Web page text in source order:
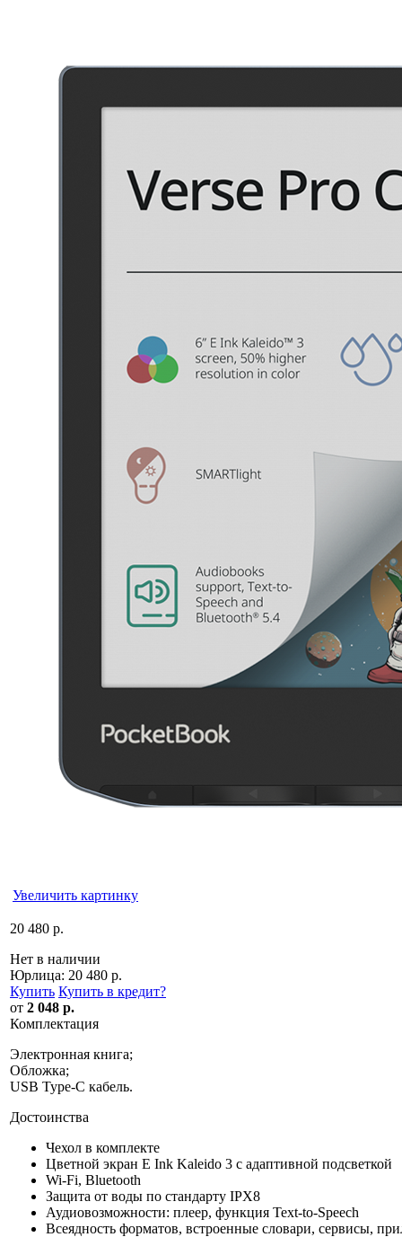
Увеличить картинку
20 480 р.
Нет в наличии
Юрлица: 20 480 р.
Купить Купить в кредит?
от 2 048 р.
Комплектация
Электронная книга;
Обложка;
USB Type-C кабель.
Достоинства
Чехол в комплекте
Цветной экран E Ink Kaleido 3 с адаптивной подсветкой
Wi-Fi, Bluetooth
Защита от воды по стандарту IPX8
Аудиовозможности: плеер, функция Text-to-Speech
Всеядность форматов, встроенные словари, сервисы,